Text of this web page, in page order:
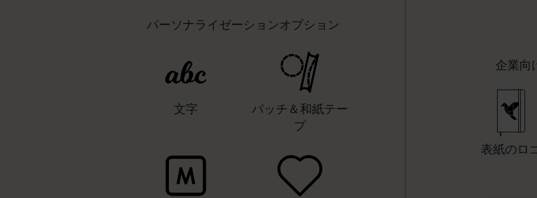
ン
カサ・バトリョ 限定版コレクション
アイ アム ザ シティ コレクション
星の王子さま
ハリー・ポッターの呪文コレクション
パーソナライゼーションオプション
文字
パッチ＆和紙テー
プ
企業向
表紙のロ